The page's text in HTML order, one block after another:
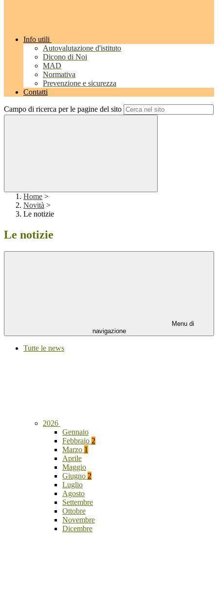
Info utili
Autovalutazione d'istituto
Dicono di Noi
MAD
Normativa
Prevenzione e sicurezza
Contatti
Campo di ricerca per le pagine del sito
Home >
Novità >
Le notizie
Le notizie
Menu di
navigazione
Tutte le news
2026
Gennaio
Febbraio 2
Marzo 1
Aprile
Maggio
Giugno 2
Luglio
Agosto
Settembre
Ottobre
Novembre
Dicembre